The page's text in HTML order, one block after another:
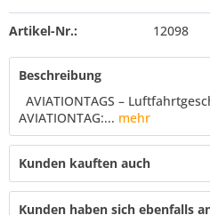
Artikel-Nr.: 12098
Beschreibung
AVIATIONTAGS –
AVIATIONTAG:... mehr
Kunden kauften auch
Kunden haben sich ebenfalls